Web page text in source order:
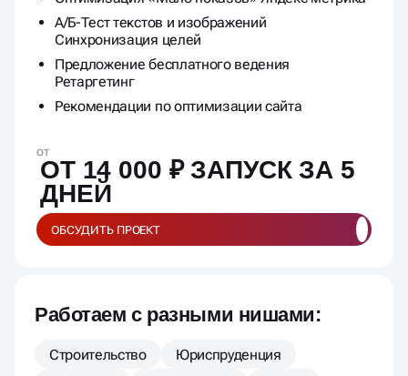
А/Б-Тест текстов и изображений
Синхронизация целей
Предложение бесплатного ведения
Ретаргетинг
Рекомендации по оптимизации сайта
от
ОТ 14 000 ₽ ЗАПУСК ЗА 5
ДНЕЙ
ОБСУДИТЬ ПРОЕКТ
Работаем с разными нишами:
Строительство
Юриспруденция